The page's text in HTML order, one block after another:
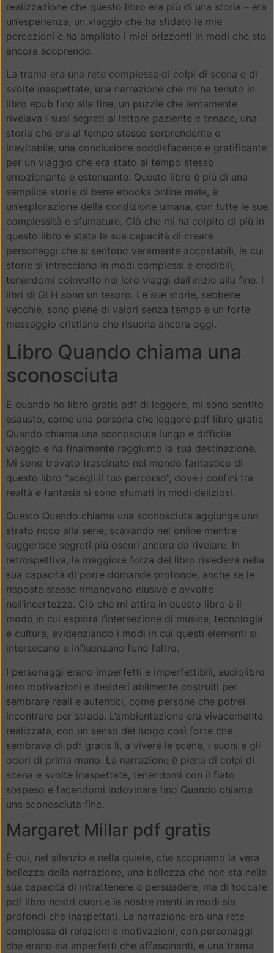
realizzazione che questo libro era più di una storia – era
un’esperienza, un viaggio che ha sfidato le mie
percezioni e ha ampliato i miei orizzonti in modi che sto
ancora scoprendo.
La trama era una rete complessa di colpi di scena e di
svolte inaspettate, una narrazione che mi ha tenuto in
libro epub fino alla fine, un puzzle che lentamente
rivelava i suoi segreti al lettore paziente e tenace, una
storia che era al tempo stesso sorprendente e
inevitabile, una conclusione soddisfacente e gratificante
per un viaggio che era stato al tempo stesso
emozionante e estenuante. Questo libro è più di una
semplice storia di bene ebooks online male, è
un’esplorazione della condizione umana, con tutte le sue
complessità e sfumature. Ciò che mi ha colpito di più in
questo libro è stata la sua capacità di creare
personaggi che si sentono veramente accostabili, le cui
storie si intrecciano in modi complessi e credibili,
tenendomi coinvolto nei loro viaggi dall’inizio alla fine. I
libri di GLH sono un tesoro. Le sue storie, sebbene
vecchie, sono piene di valori senza tempo e un forte
messaggio cristiano che risuona ancora oggi.
Libro Quando chiama una
sconosciuta
E quando ho libro gratis pdf di leggere, mi sono sentito
esausto, come una persona che leggere pdf libro gratis
Quando chiama una sconosciuta lungo e difficile
viaggio e ha finalmente raggiunto la sua destinazione.
Mi sono trovato trascinato nel mondo fantastico di
questo libro “scegli il tuo percorso”, dove i confini tra
realtà e fantasia si sono sfumati in modi deliziosi.
Questo Quando chiama una sconosciuta aggiunge uno
strato ricco alla serie, scavando nel online mentre
suggerisce segreti più oscuri ancora da rivelare. In
retrospettiva, la maggiore forza del libro risiedeva nella
sua capacità di porre domande profonde, anche se le
risposte stesse rimanevano elusive e avvolte
nell’incertezza. Ciò che mi attira in questo libro è il
modo in cui esplora l’intersezione di musica, tecnologia
e cultura, evidenziando i modi in cui questi elementi si
intersecano e influenzano l’uno l’altro.
I personaggi erano imperfetti e imperfettibili, audiolibro
loro motivazioni e desideri abilmente costruiti per
sembrare reali e autentici, come persone che potrei
incontrare per strada. L’ambientazione era vivacemente
realizzata, con un senso del luogo così forte che
sembrava di pdf gratis lì, a vivere le scene, i suoni e gli
odori di prima mano. La narrazione è piena di colpi di
scena e svolte inaspettate, tenendomi con il fiato
sospeso e facendomi indovinare fino Quando chiama
una sconosciuta fine.
Margaret Millar pdf gratis
È qui, nel silenzio e nella quiete, che scopriamo la vera
bellezza della narrazione, una bellezza che non sta nella
sua capacità di intrattenere o persuadere, ma di toccare
pdf libro nostri cuori e le nostre menti in modi sia
profondi che inaspettati. La narrazione era una rete
complessa di relazioni e motivazioni, con personaggi
che erano sia imperfetti che affascinanti, e una trama